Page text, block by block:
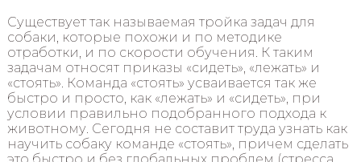
Существует так называемая тройка задач для
собаки, которые похожи и по методике
отработки, и по скорости обучения. К таким
задачам относят приказы «сидеть», «лежать» и
«стоять». Команда «стоять» усваивается так же
быстро и просто, как «лежать» и «сидеть», при
условии правильно подобранного подхода к
животному. Сегодня не составит труда узнать как
научить собаку команде «стоять», причем сделать